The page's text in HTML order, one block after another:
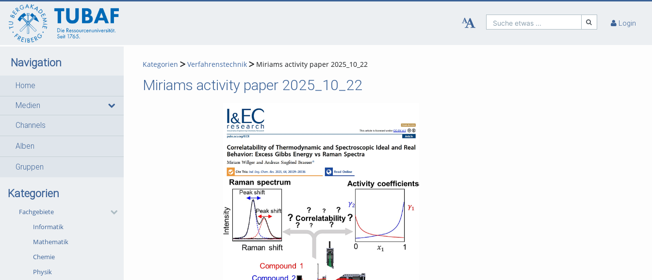
Suche etwas ... Login
Navigation
Home
Medien
Channels
Alben
Gruppen
Kategorien
Fachgebiete
Informatik
Mathematik
Chemie
Physik
Kategorien Verfahrenstechnik Miriams activity paper 2025_10_22
Miriams activity paper 2025_10_22
Video abspielen